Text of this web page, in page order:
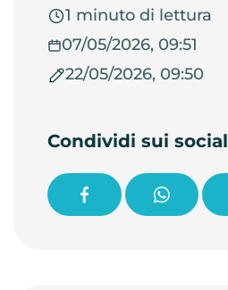
1 minuto di lettura
07/05/2026, 09:51
22/05/2026, 09:50
Condividi sui social